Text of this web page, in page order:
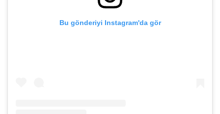
Bu gönderiyi Instagram'da gör